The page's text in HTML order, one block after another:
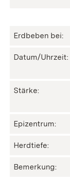
Erdbeben bei:
Datum/Uhrzeit:
Stärke:
Epizentrum:
Herdtiefe:
Bemerkung: